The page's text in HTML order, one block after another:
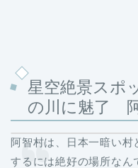
星空絶景スポ
の川に魅了 阿
阿智村は、日本一暗い村
するには絶好の場所なん